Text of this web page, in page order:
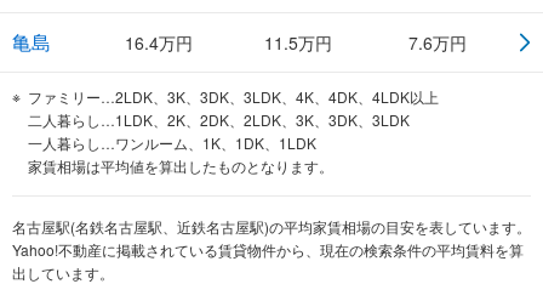
亀島 16.4万円 11.5万円 7.6万円
ファミリー…2LDK、3K、3DK、3LDK、4K、4DK、4LDK以上
二人暮らし…1LDK、2K、2DK、2LDK、3K、3DK、3LDK
一人暮らし…ワンルーム、1K、1DK、1LDK
家賃相場は平均値を算出したものとなります。
名古屋駅(名鉄名古屋駅、近鉄名古屋駅)の平均家賃相場の目安を表しています。
Yahoo!不動産に掲載されている賃貸物件から、現在の検索条件の平均賃料を算
出しています。